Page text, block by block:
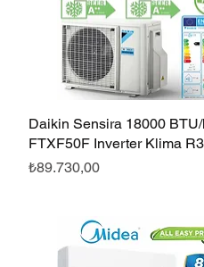
Hızlı Bakış
Daikin Sensira 18000 BTU/
FTXF50F Inverter Klima
Fiyat
₺89.730,00